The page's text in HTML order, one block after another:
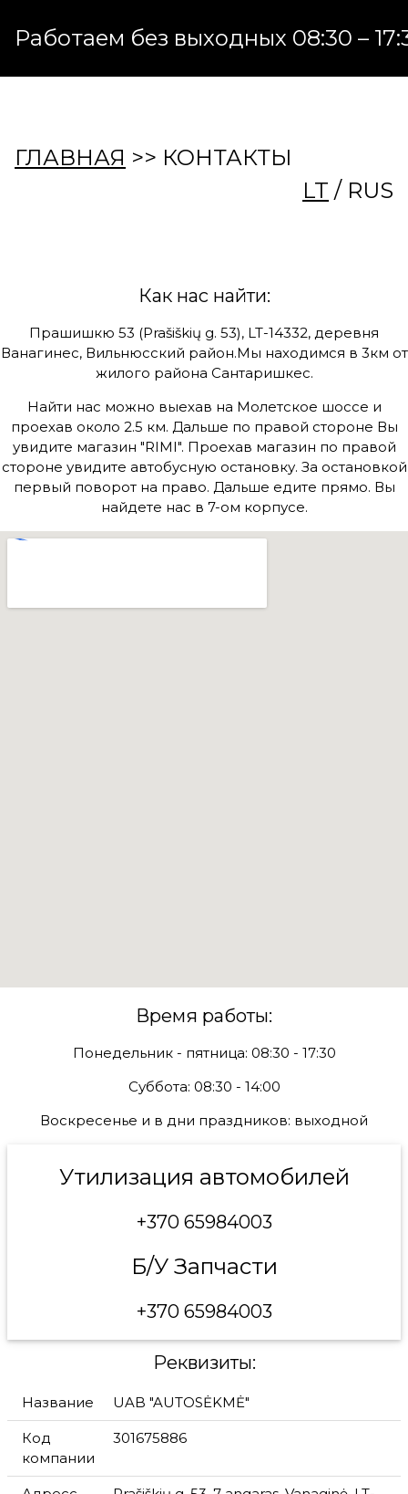
Работаем без выходных 08:30 –
ГЛАВНАЯ >> КОНТАКТЫ
LT / RUS
Как нас найти:
Прашишкю 53 (Prašiškių g. 53), LT-14332, деревня
Ванагинес, Вильнюсский район.Мы находимся в 3км от
жилого района Сантаришкес.
Найти нас можно выехав на Молетское шоссе и
проехав около 2.5 км. Дальше по правой стороне Вы
увидите магазин "RIMI". Проехав магазин по правой
стороне увидите автобусную остановку. За остановкой
первый поворот на право. Дальше едите прямо. Вы
найдете нас в 7-ом корпусе.
Время работы:
Понедельник - пятница: 08:30 - 17:30
Суббота: 08:30 - 14:00
Воскресенье и в дни праздников: выходной
Утилизация автомобилей
+370 65984003
Б/У Запчасти
+370 65984003
Реквизиты:
Название UAB "AUTOSĖKMĖ"
Код
компании
301675886